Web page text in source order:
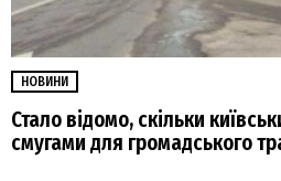
НОВИНИ
Стало відомо, скільки
смугами для громадського